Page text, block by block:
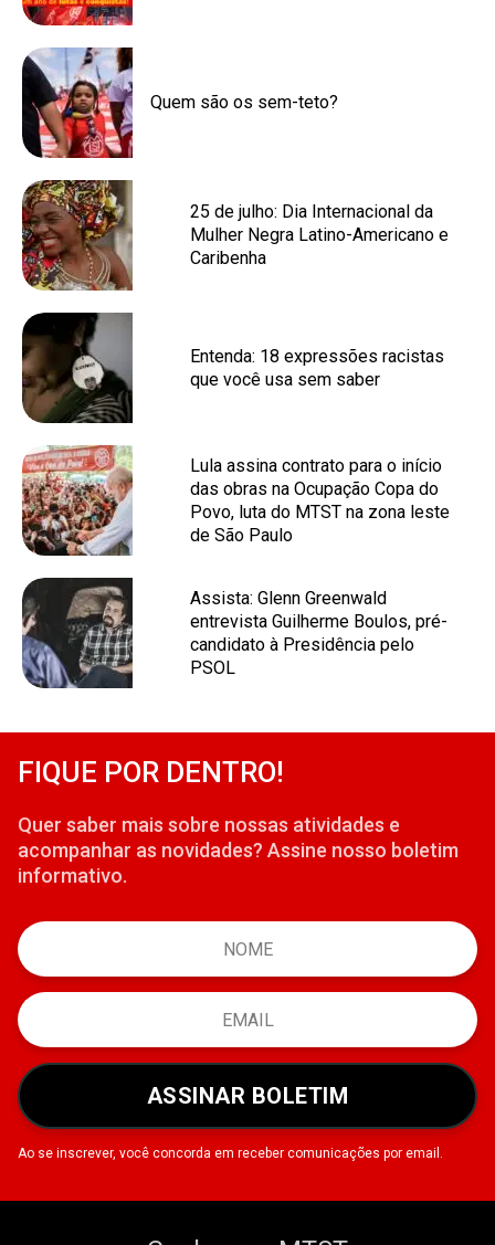
Quem são os sem-teto?
25 de julho: Dia Internacional da
Mulher Negra Latino-Americano e
Caribenha
Entenda: 18 expressões racistas
que você usa sem saber
Lula assina contrato para o início
das obras na Ocupação Copa do
Povo, luta do MTST na zona leste
de São Paulo
Assista: Glenn Greenwald
entrevista Guilherme Boulos, pré-
candidato à Presidência pelo
PSOL
FIQUE POR DENTRO!
Quer saber mais sobre nossas atividades e
acompanhar as novidades? Assine nosso boletim
informativo.
ASSINAR BOLETIM
Ao se inscrever, você concorda em receber comunicações por email.